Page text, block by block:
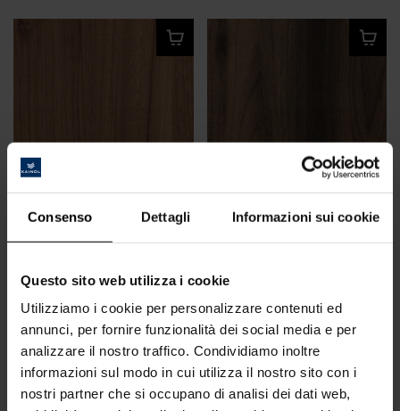
Consenso Dettagli Informazioni sui cookie
Questo sito web utilizza i cookie
Utilizziamo i cookie per personalizzare contenuti ed
annunci, per fornire funzionalità dei social media e per
analizzare il nostro traffico. Condividiamo inoltre
informazioni sul modo in cui utilizza il nostro sito con i
nostri partner che si occupano di analisi dei dati web,
BOARDS 2025
Noce Sizilia
BOARDS 2025
Noce Tortona